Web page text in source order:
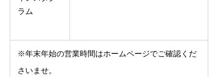
ラム
※年末年始の営業時間はホームページでご確認くだ
さいませ。